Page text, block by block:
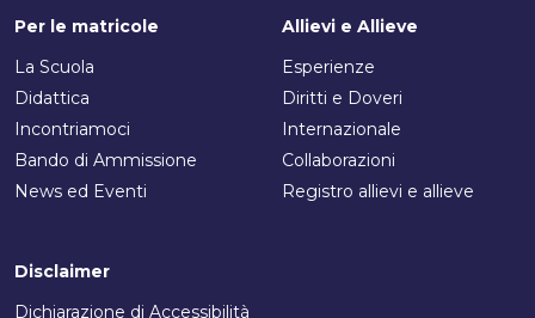
Per le matricole
La Scuola
Didattica
Incontriamoci
Bando di Ammissione
News ed Eventi
Allievi e Allieve
Esperienze
Diritti e Doveri
Internazionale
Collaborazioni
Registro allievi e allieve
Disclaimer
Dichiarazione di Accessibilità